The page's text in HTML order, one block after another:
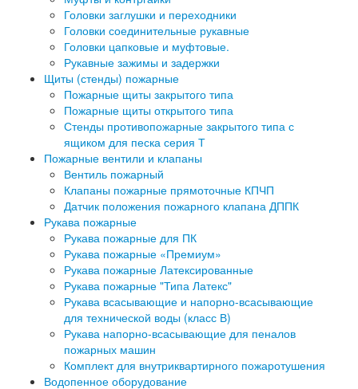
Головки заглушки и переходники
Головки соединительные рукавные
Головки цапковые и муфтовые.
Рукавные зажимы и задержки
Щиты (стенды) пожарные
Пожарные щиты закрытого типа
Пожарные щиты открытого типа
Стенды противопожарные закрытого типа с
ящиком для песка серия Т
Пожарные вентили и клапаны
Вентиль пожарный
Клапаны пожарные прямоточные КПЧП
Датчик положения пожарного клапана ДППК
Рукава пожарные
Рукава пожарные для ПК
Рукава пожарные «Премиум»
Рукава пожарные Латексированные
Рукава пожарные "Типа Латекс"
Рукава всасывающие и напорно-всасывающие
для технической воды (класс В)
Рукава напорно-всасывающие для пеналов
пожарных машин
Комплект для внутриквартирного пожаротушения
Водопенное оборудование